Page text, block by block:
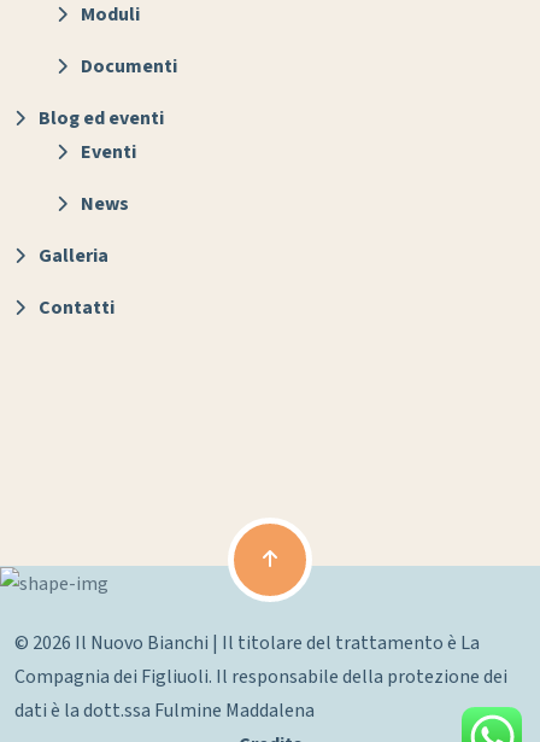
Moduli
Documenti
Blog ed eventi
Eventi
News
Galleria
Contatti
© 2026 Il Nuovo Bianchi | Il titolare del trattamento è La
Compagnia dei Figliuoli. Il responsabile della protezione dei
dati è la dott.ssa Fulmine Maddalena